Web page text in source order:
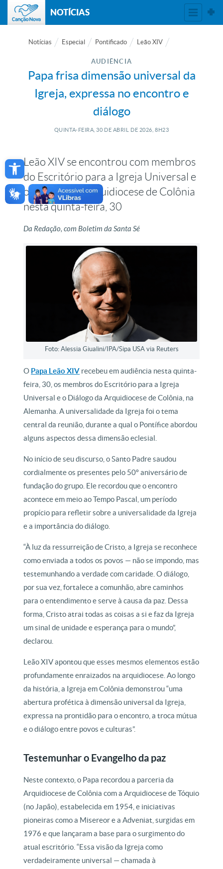
Open toolbar
NOTÍCIAS
Notícias Especial Pontificado Leão XIV
AUDIÊNCIA
Papa frisa dimensão universal da
Igreja, expressa no encontro e
diálogo
QUINTA-FEIRA, 30 DE ABRIL DE 2026, 8H23
Leão XIV se encontrou com membros
do Escritório para a Igreja Universal e
o Diálogo da Arquidiocese de Colônia
nesta quinta-feira, 30
Da Redação, com Boletim da Santa Sé
Foto: Alessia Giualini/IPA/Sipa USA via Reuters
O Papa Leão XIV recebeu em audiência nesta quinta-
feira, 30, os membros do Escritório para a Igreja
Universal e o Diálogo da Arquidiocese de Colônia, na
Alemanha. A universalidade da Igreja foi o tema
central da reunião, durante a qual o Pontífice abordou
alguns aspectos dessa dimensão eclesial.
No início de seu discurso, o Santo Padre saudou
cordialmente os presentes pelo 50º aniversário de
fundação do grupo. Ele recordou que o encontro
acontece em meio ao Tempo Pascal, um período
propício para refletir sobre a universalidade da Igreja
e a importância do diálogo.
“À luz da ressurreição de Cristo, a Igreja se reconhece
como enviada a todos os povos — não se impondo, mas
testemunhando a verdade com caridade. O diálogo,
por sua vez, fortalece a comunhão, abre caminhos
para o entendimento e serve à causa da paz. Dessa
forma, Cristo atrai todas as coisas a si e faz da Igreja
um sinal de unidade e esperança para o mundo”,
declarou.
Leão XIV apontou que esses mesmos elementos estão
profundamente enraizados na arquidiocese. Ao longo
da história, a Igreja em Colônia demonstrou “uma
abertura profética à dimensão universal da Igreja,
expressa na prontidão para o encontro, a troca mútua
e o diálogo entre povos e culturas”.
Testemunhar o Evangelho da paz
Neste contexto, o Papa recordou a parceria da
Arquidiocese de Colônia com a Arquidiocese de Tóquio
(no Japão), estabelecida em 1954, e iniciativas
pioneiras como a Misereor e a Adveniat, surgidas em
1976 e que lançaram a base para o surgimento do
atual escritório. “Essa visão da Igreja como
verdadeiramente universal — chamada à